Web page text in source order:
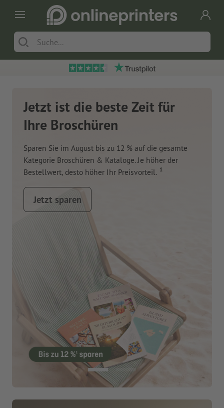
Jetzt ist die beste Zeit für
Ihre Broschüren
Sparen Sie im August bis zu 12 % auf die gesamte
Kategorie Broschüren & Kataloge. Je höher der
Bestellwert, desto höher Ihr Preisvorteil. 1
Jetzt sparen